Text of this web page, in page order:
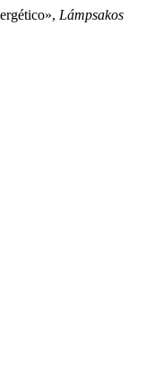
Lámpsakos